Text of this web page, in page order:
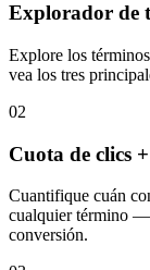
Explorador de
Explore los
vea los tres
02
Cuota de clics
Cuantifique cuán
cualquier término —
conversión.